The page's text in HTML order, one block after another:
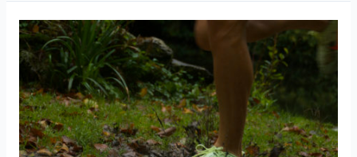
¿Qué
zapatillas
con
clavos
elegir
para
el